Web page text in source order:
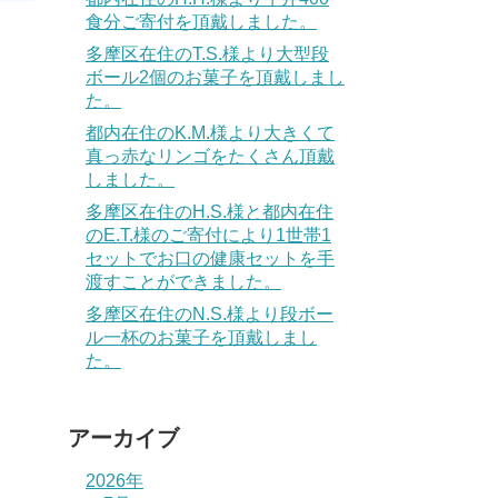
食分ご寄付を頂戴しました。
多摩区在住のT.S.様より大型段
ボール2個のお菓子を頂戴しまし
た。
都内在住のK.M.様より大きくて
真っ赤なリンゴをたくさん頂戴
しました。
多摩区在住のH.S.様と都内在住
のE.T.様のご寄付により1世帯1
セットでお口の健康セットを手
渡すことができました。
多摩区在住のN.S.様より段ボー
ル一杯のお菓子を頂戴しまし
た。
アーカイブ
2026年